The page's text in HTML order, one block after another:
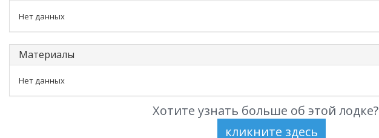
Нет данных
Материалы
Нет данных
Хотите узнать больше об этой лодке?